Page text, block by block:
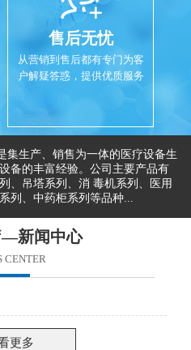
售后无忧
从营销到售后都有专门为客
户解疑答惑，提供优质服务
生产、销售为一体的医疗设备生
备的丰富经验。公司主要产品有
、吊塔系列、消 毒机系列、医用
列、中药柜系列等品种...
—新闻中心
CENTER
更多